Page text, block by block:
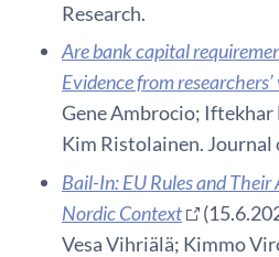
Research.
Are bank capital
Evidence from
Gene Ambrocio; Iftekhar
Kim Ristolainen.
Bail-In: EU Rules and
Nordic Context
Vesa Vihriälä; Kimmo